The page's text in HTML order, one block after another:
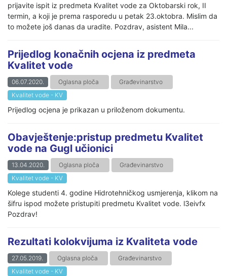
prijavite ispit iz predmeta Kvalitet vode za Oktobarski rok, II
termin, a koji je prema rasporedu u petak 23.oktobra. Mislim da
to možete još danas da uradite. Pozdrav, asistent Mila...
Prijedlog konačnih ocjena iz predmeta
Kvalitet vode
06.07.2020. Oglasna ploča
Građevinarstvo
Kvalitet vode - KV
Prijedlog ocjena je prikazan u priloženom dokumentu.
Obavještenje:pristup predmetu Kvalitet
vode na Gugl učionici
13.04.2020. Oglasna ploča
Građevinarstvo
Kvalitet vode - KV
Kolege studenti 4. godine Hidrotehničkog usmjerenja, klikom na
šifru ispod možete pristupiti predmetu Kvalitet vode. l3eivfx
Pozdrav!
Rezultati kolokvijuma iz Kvaliteta vode
27.05.2019. Oglasna ploča
Građevinarstvo
Kvalitet vode - KV